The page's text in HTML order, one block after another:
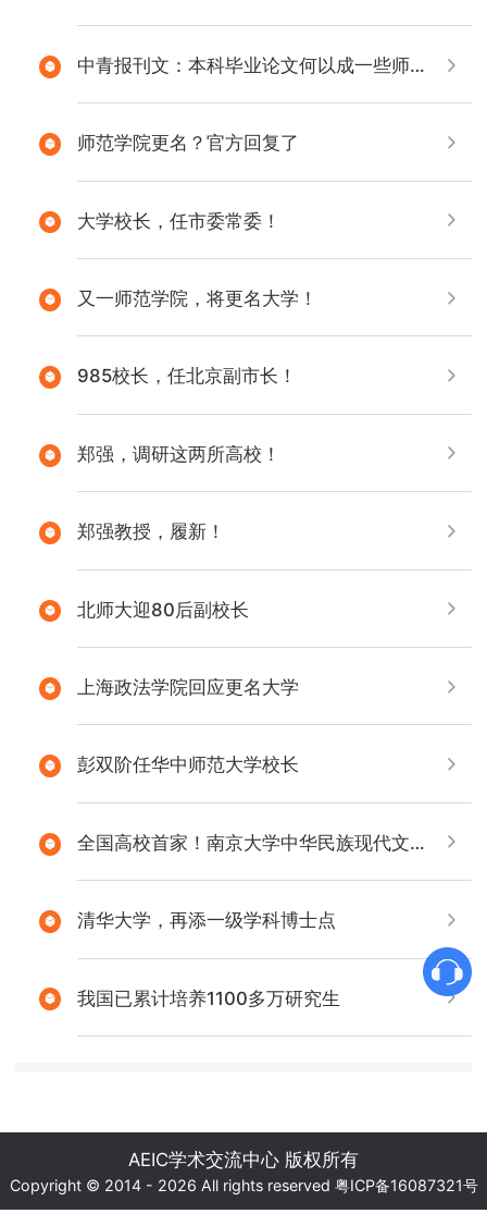
中青报刊文：本科毕业论文何以成一些师生共同的“痛苦”
师范学院更名？官方回复了
大学校长，任市委常委！
又一师范学院，将更名大学！
985校长，任北京副市长！
郑强，调研这两所高校！
郑强教授，履新！
北师大迎80后副校长
上海政法学院回应更名大学
彭双阶任华中师范大学校长
全国高校首家！南京大学中华民族现代文明研究院揭牌
清华大学，再添一级学科博士点
我国已累计培养1100多万研究生
AEIC学术交流中心 版权所有
Copyright © 2014 - 2026 All rights reserved 粤ICP备16087321号